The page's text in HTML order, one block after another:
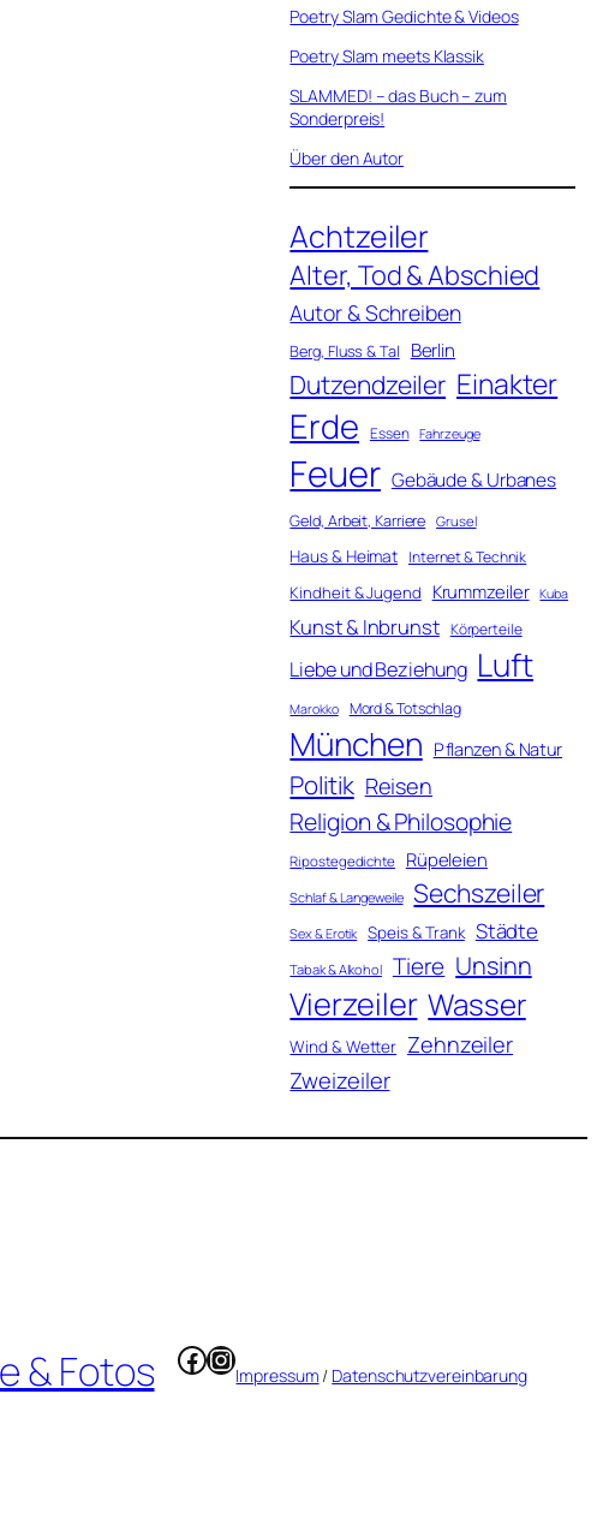
Poetry Slam Gedichte & Videos
Poetry Slam meets Klassik
SLAMMED! – das Buch – zum
Sonderpreis!
Über den Autor
Achtzeiler
Alter, Tod & Abschied
Autor & Schreiben
Berg, Fluss & Tal Berlin
Dutzendzeiler Einakter
Erde Essen Fahrzeuge
Feuer Gebäude & Urbanes
Geld, Arbeit, Karriere Grusel
Haus & Heimat Internet & Technik
Kindheit & Jugend Krummzeiler Kuba
Kunst & Inbrunst Körperteile
Liebe und Beziehung Luft
Marokko Mord & Totschlag
München Pflanzen & Natur
Politik Reisen
Religion & Philosophie
Ripostegedichte Rüpeleien
Schlaf & Langeweile Sechszeiler
Sex & Erotik Speis & Trank Städte
Tabak & Alkohol Tiere Unsinn
Vierzeiler Wasser
Wind & Wetter Zehnzeiler
Zweizeiler
& Fotos Facebook
Instagram
Impressum / Datenschutzvereinbarung